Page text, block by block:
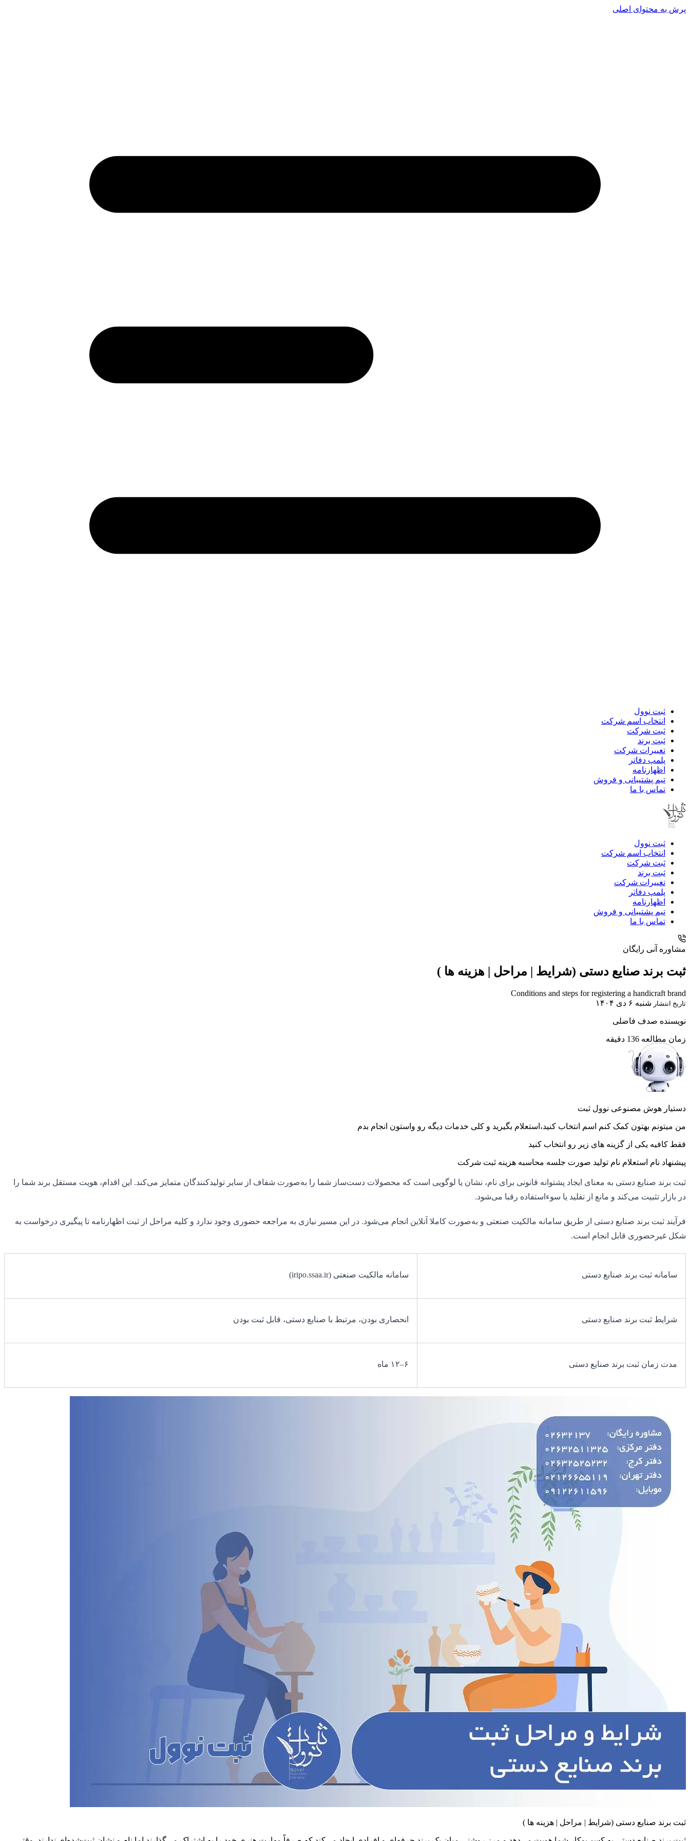
پرش به محتوای اصلی
ثبت نوول
انتخاب اسم شرکت
ثبت شرکت
ثبت برند
تغییرات شرکت
پلمپ دفاتر
اظهارنامه
تیم پشتیبانی و فروش
تماس با ما
ثبت نوول
انتخاب اسم شرکت
ثبت شرکت
ثبت برند
تغییرات شرکت
پلمپ دفاتر
اظهارنامه
تیم پشتیبانی و فروش
تماس با ما
مشاوره آنی رایگان
ثبت برند صنایع دستی (شرایط | مراحل | هزینه ها )
Conditions and steps for registering a handicraft brand
تاریخ انتشار شنبه ۶ دی ۱۴۰۴
نویسنده صدف فاضلی
زمان مطالعه 136 دقیقه
دستیار هوش مصنوعی نوول ثبت
من میتونم بهتون کمک کنم اسم انتخاب کنید،استعلام بگیرید و کلی خدمات دیگه رو واستون انجام بدم
فقط کافیه یکی از گزینه های زیر رو انتخاب کنید
پیشنهاد نام استعلام نام تولید صورت جلسه محاسبه هزینه ثبت شرکت
ثبت برند صنایع دستی به معنای ایجاد پشتوانه قانونی برای نام، نشان یا لوگویی است که محصولات دست‌ساز شما را به‌صورت شفاف از سایر تولیدکنندگان متمایز می‌کند. این اقدام، هویت مستقل برند شما را
در بازار تثبیت می‌کند و مانع از تقلید یا سوءاستفاده رقبا می‌شود.
فرآیند ثبت برند صنایع دستی از طریق سامانه مالکیت صنعتی و به‌صورت کاملا آنلاین انجام می‌شود. در این مسیر نیازی به مراجعه حضوری وجود ندارد و کلیه مراحل از ثبت اظهارنامه تا پیگیری درخواست به
شکل غیرحضوری قابل انجام است.
سامانه ثبت برند صنایع دستی سامانه مالکیت صنعتی (iripo.ssaa.ir)
شرایط ثبت برند صنایع دستی انحصاری بودن، مرتبط با صنایع دستی، قابل ثبت بودن
مدت زمان ثبت برند صنایع دستی ۶–۱۲ ماه
ثبت برند صنایع دستی (شرایط | مراحل | هزینه ها )